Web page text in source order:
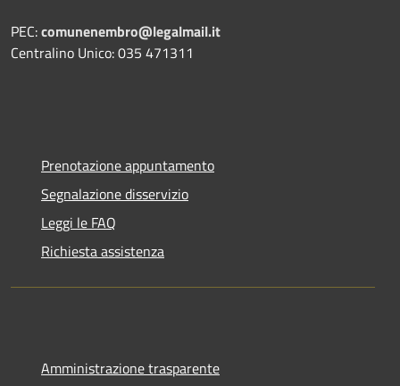
PEC:comunenembro@legalmail.it
Centralino Unico: 035 471311
Prenotazione appuntamento
Segnalazione disservizio
Leggi le FAQ
Richiesta assistenza
Amministrazione trasparente